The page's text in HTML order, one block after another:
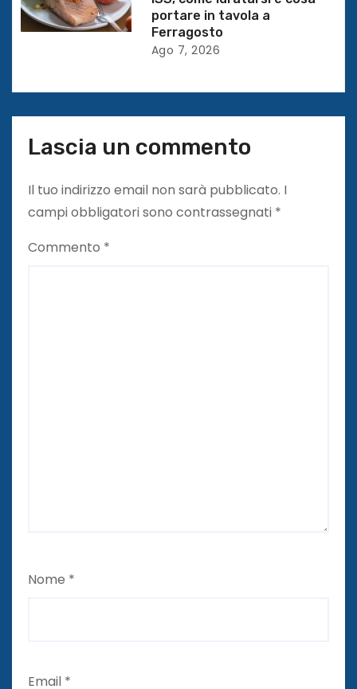
l
portare in tavola a
Ferragosto
Ago 7, 2026
Lascia un commento
Il tuo indirizzo email non sarà pubblicato. I
campi obbligatori sono contrassegnati *
Commento *
Nome *
Email *